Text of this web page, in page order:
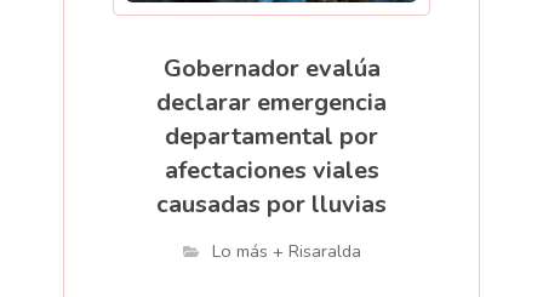
Gobernador evalúa
declarar emergencia
departamental por
afectaciones viales
causadas por lluvias
Lo más + Risaralda